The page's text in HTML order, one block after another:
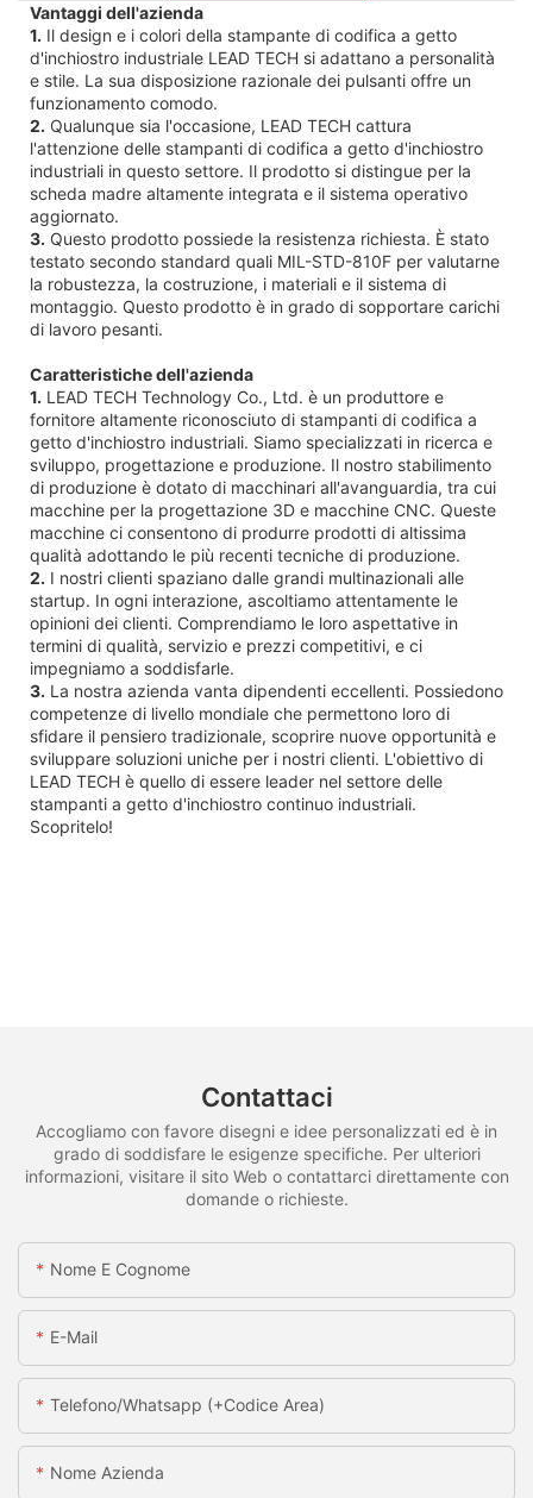
Vantaggi dell'azienda
1. Il design e i colori della stampante di codifica a getto
d'inchiostro industriale LEAD TECH si adattano a personalità
e stile. La sua disposizione razionale dei pulsanti offre un
funzionamento comodo.
2. Qualunque sia l'occasione, LEAD TECH cattura
l'attenzione delle stampanti di codifica a getto d'inchiostro
industriali in questo settore. Il prodotto si distingue per la
scheda madre altamente integrata e il sistema operativo
aggiornato.
3. Questo prodotto possiede la resistenza richiesta. È stato
testato secondo standard quali MIL-STD-810F per valutarne
la robustezza, la costruzione, i materiali e il sistema di
montaggio. Questo prodotto è in grado di sopportare carichi
di lavoro pesanti.
Caratteristiche dell'azienda
1. LEAD TECH Technology Co., Ltd. è un produttore e
fornitore altamente riconosciuto di stampanti di codifica a
getto d'inchiostro industriali. Siamo specializzati in ricerca e
sviluppo, progettazione e produzione. Il nostro stabilimento
di produzione è dotato di macchinari all'avanguardia, tra cui
macchine per la progettazione 3D e macchine CNC. Queste
macchine ci consentono di produrre prodotti di altissima
qualità adottando le più recenti tecniche di produzione.
2. I nostri clienti spaziano dalle grandi multinazionali alle
startup. In ogni interazione, ascoltiamo attentamente le
opinioni dei clienti. Comprendiamo le loro aspettative in
termini di qualità, servizio e prezzi competitivi, e ci
impegniamo a soddisfarle.
3. La nostra azienda vanta dipendenti eccellenti. Possiedono
competenze di livello mondiale che permettono loro di
sfidare il pensiero tradizionale, scoprire nuove opportunità e
sviluppare soluzioni uniche per i nostri clienti. L'obiettivo di
LEAD TECH è quello di essere leader nel settore delle
stampanti a getto d'inchiostro continuo industriali.
Scopritelo!
Contattaci
Accogliamo con favore disegni e idee personalizzati ed è in
grado di soddisfare le esigenze specifiche. Per ulteriori
informazioni, visitare il sito Web o contattarci direttamente con
domande o richieste.
Nome E Cognome
E-Mail
Telefono/whatsapp (+codice Area)
Nome Azienda